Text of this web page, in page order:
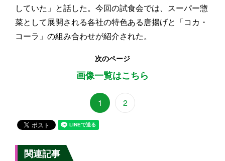
していた」と話した。今回の試食会では、スーパー惣
菜として展開される各社の特色ある唐揚げと「コカ・
コーラ」の組み合わせが紹介された。
次のページ
画像一覧はこちら
1 2
関連記事